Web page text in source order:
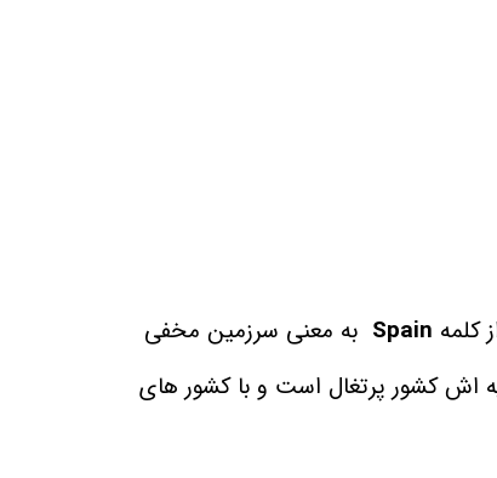
کلمه Spain به معنی سرزمین مخفی
اش کشور پرتغال است و با کشور های